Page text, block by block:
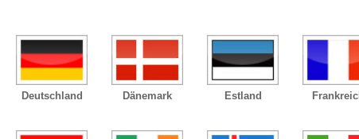
Deutschland Dänemark Estland